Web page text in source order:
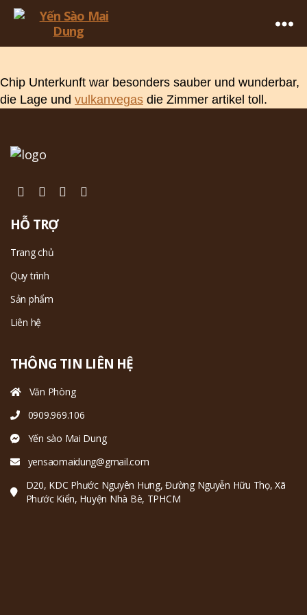
Yến
Mai
Dung
Chuyên
mục
Chip Unterkunft war besonders sauber und wunderbar,
die Lage und vulkanvegas die Zimmer artikel toll.
THÔNG TIN LIÊN HỆ
Văn Phòng
0909.969.106
Yến sào Mai Dung
yensaomaidung@gmail.com
D20, KDC Phước Nguyên Hưng, Đường Nguyễn Hữu Thọ, Xã
Phước Kiển, Huyện Nhà Bè, TPHCM
HỖ TRỢ
Trang chủ
Quy trình
Sản phẩm
Liên hệ